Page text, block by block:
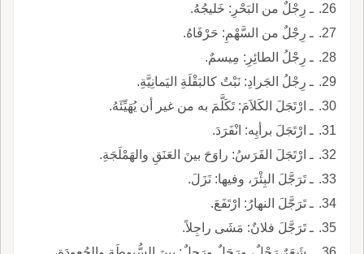
ـ رِجْلٌ من البَحْرِ: خَليجُهُ.
ـ رِجْلٌ من السَّهْمِ: حَرْفَاهُ.
ـ رِجْلُ الطائِرِ: مِيسمٌ.
ـ رِجْلُ الجَرادِ: نَبْتٌ كالبَقْلَةِ اليَمانِيَّةِ.
ـ ارْتَجَلَ الكَلاَمَ: تَكَلَّمَ به من غير أن يُهَيِّئَهُ.
ـ ارْتَجَلَ برأيِه: انْفَرَدَ.
ـ ارْتَجَلَ الفَرَسُ: راوَحَ بينَ العَنَقِ والهَمْلَجَةِ.
ـ تَرَجَّلَ البِئْرَ، وفيها: نَزَلَ.
ـ تَرَجَّلَ النهارُ: ارْتَفَعَ.
ـ تَرَجَّلَ فلانٌ: مَشَى راجِلاً.